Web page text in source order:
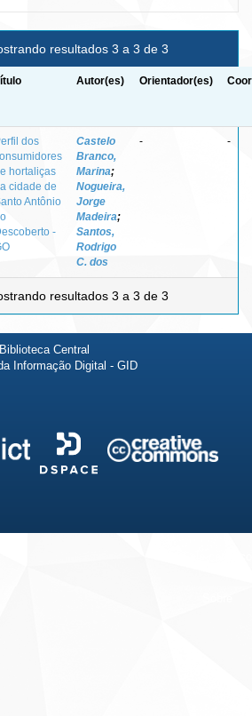
resultados 3 a 3 de 3
Autor(es) Orientador(es)
dos
hortaliças
cidade de
Antônio
-
Castelo
Branco,
Marina;
Nogueira,
Jorge
Madeira;
Santos,
Rodrigo
C. dos
- -
resultados 3 a 3 de 3
Central
Informação Digital - GID